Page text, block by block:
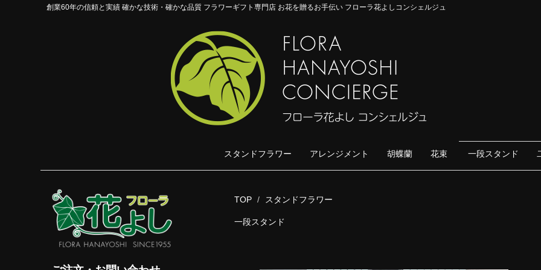
創業60年の信頼と実績 確かな技術・確かな品質 フラワーギフト専門店 お花を贈るお手伝い フローラ花よしコンシェルジュ
スタンドフラワー アレンジメント 胡蝶蘭 花束 一段スタンド
TOP スタンドフラワー
一段スタンド